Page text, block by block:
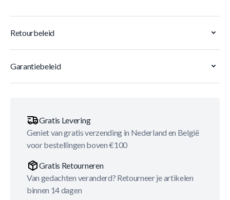
Retourbeleid
Garantiebeleid
Gratis Levering
Geniet van gratis verzending in Nederland en België
voor bestellingen boven €100
Gratis Retourneren
Van gedachten veranderd? Retourneer je artikelen
binnen 14 dagen